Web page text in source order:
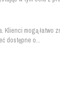
mogą łatwo
dostępne o...